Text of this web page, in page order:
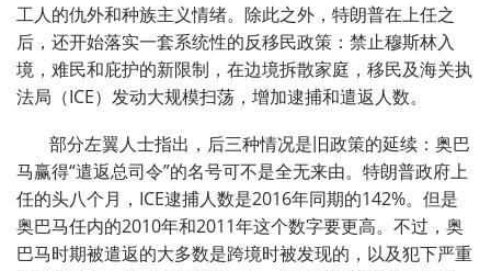
工人的仇外和种族主义情绪。除此之外，特朗普在上任之
后，还开始落实一套系统性的反移民政策：禁止穆斯林入
境，难民和庇护的新限制，在边境拆散家庭，移民及海关执
法局（ICE）发动大规模扫荡，增加逮捕和遣返人数。
部分左翼人士指出，后三种情况是旧政策的延续：奥巴
马赢得“遣返总司令”的名号可不是全无来由。特朗普政府上
任的头八个月，ICE逮捕人数是2016年同期的142%。但是
奥巴马任内的2010年和2011年这个数字要更高。不过，奥
巴马时期被遣返的大多数是跨境时被发现的，以及犯下严重